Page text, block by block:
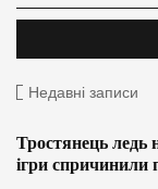
Недавні записи
Тростянець ледь
ігри спричинили